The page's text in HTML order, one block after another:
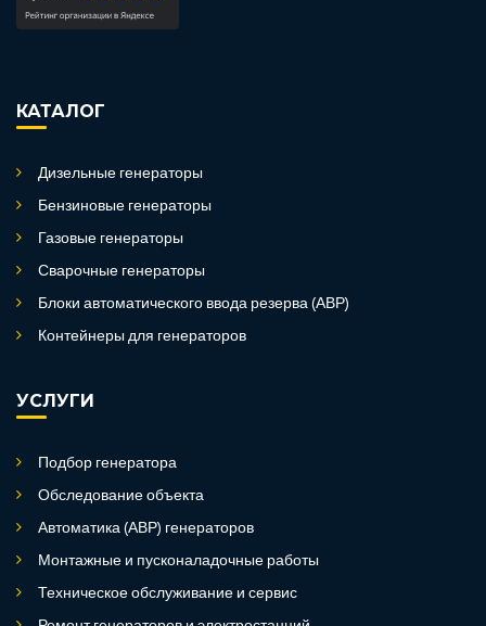
КАТАЛОГ
Дизельные генераторы
Бензиновые генераторы
Газовые генераторы
Сварочные генераторы
Блоки автоматического ввода резерва (АВР)
Контейнеры для генераторов
УСЛУГИ
Подбор генератора
Обследование объекта
Автоматика (АВР) генераторов
Монтажные и пусконаладочные работы
Техническое обслуживание и сервис